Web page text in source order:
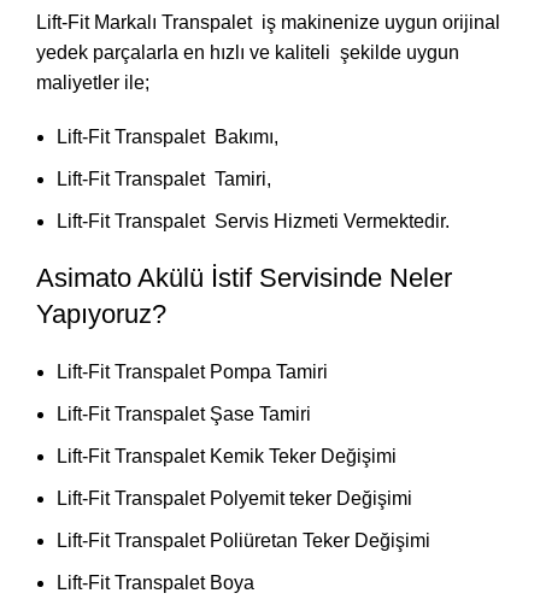
Lift-Fit Markalı Transpalet iş makinenize uygun orijinal
yedek parçalarla en hızlı ve kaliteli şekilde uygun
maliyetler ile;
Lift-Fit Transpalet Bakımı,
Lift-Fit Transpalet Tamiri,
Lift-Fit Transpalet Servis Hizmeti Vermektedir.
Asimato Akülü İstif Servisinde Neler
Yapıyoruz?
Lift-Fit Transpalet Pompa Tamiri
Lift-Fit Transpalet Şase Tamiri
Lift-Fit Transpalet Kemik Teker Değişimi
Lift-Fit Transpalet Polyemit teker Değişimi
Lift-Fit Transpalet Poliüretan Teker Değişimi
Lift-Fit Transpalet Boya